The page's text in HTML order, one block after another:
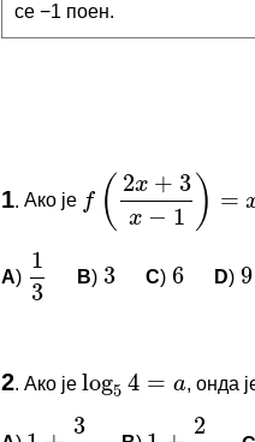
се −1 поен.
1. Ако је
x − 1 ) =
f(2 x +3x−1)=x
A) 13 B) 3 C) 6 D) 9
2. Ако је log54= a , онда
3 2